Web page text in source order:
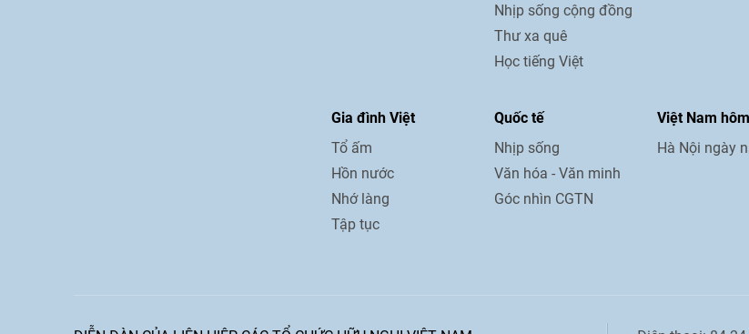
Nhịp sống cộng đồng
Thư xa quê
Học tiếng Việt
Gia đình Việt
Tổ ấm
Hồn nước
Nhớ làng
Tập tục
Quốc tế
Nhịp sống
Văn hóa - Văn minh
Góc nhìn CGTN
Việt Nam
Hà Nội ngày